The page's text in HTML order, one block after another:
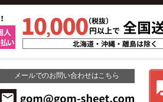
メールでのお問い合わせはこちら